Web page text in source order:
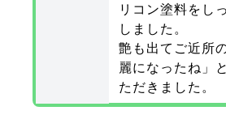
リコン塗料をし
しました。
艶も出てご近所
麗になったね」
ただきました。